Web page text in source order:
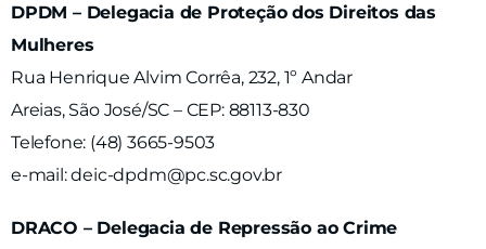
DPDM – Delegacia de Proteção dos Direitos das
Mulheres
Rua Henrique Alvim Corrêa, 232, 1º Andar
Areias, São José/SC – CEP: 88113-830
Telefone: (48) 3665-9503
e-mail: deic-dpdm@pc.sc.gov.br
DRACO – Delegacia de Repressão ao Crime